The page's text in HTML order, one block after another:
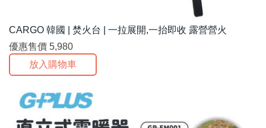
CARGO 韓國 | 焚火台 | 一拉展開,一抬即收 露營營火
優惠售價 5,980
放入購物車